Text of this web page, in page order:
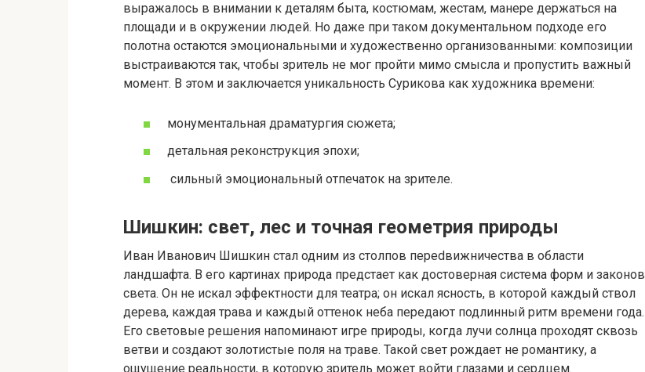
выражалось в внимании к деталям быта, костюмам, жестам, манере держаться на
площади и в окружении людей. Но даже при таком документальном подходе его
полотна остаются эмоциональными и художественно организованными: композиции
выстраиваются так, чтобы зритель не мог пройти мимо смысла и пропустить важный
момент. В этом и заключается уникальность Сурикова как художника времени:
монументальная драматургия сюжета;
детальная реконструкция эпохи;
сильный эмоциональный отпечаток на зрителе.
Шишкин: свет, лес и точная геометрия природы
Иван Иванович Шишкин стал одним из столпов перedвижничества в области
ландшафта. В его картинах природа предстает как достоверная система форм и законов
света. Он не искал эффектности для театра; он искал ясность, в которой каждый ствол
дерева, каждая трава и каждый оттенок неба передают подлинный ритм времени года.
Его световые решения напоминают игре природы, когда лучи солнца проходят сквозь
ветви и создают золотистые поля на траве. Такой свет рождает не романтику, а
ощущение реальности, в которую зритель может войти глазами и сердцем.